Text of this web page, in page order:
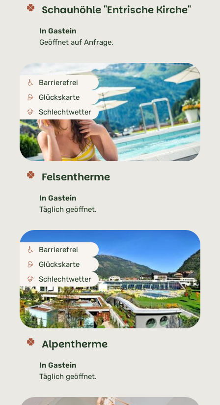
Schauhöhle "Entrische Kirche"
In Gastein
Geöffnet auf Anfrage.
Barrierefrei
Glückskarte
Schlechtwetter
Felsentherme
In Gastein
Täglich geöffnet.
Barrierefrei
Glückskarte
Schlechtwetter
Alpentherme
In Gastein
Täglich geöffnet.